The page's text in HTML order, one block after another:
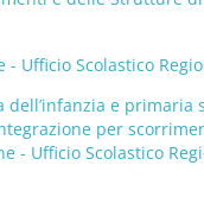
- Ufficio Scolastico
e
per
- Ufficio Scolastico